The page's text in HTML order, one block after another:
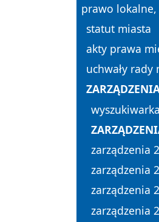
prawo
statut miasta
akty prawa
uchwały rady
zarządzenia
zarządzenia
zarządzenia
zarządzenia